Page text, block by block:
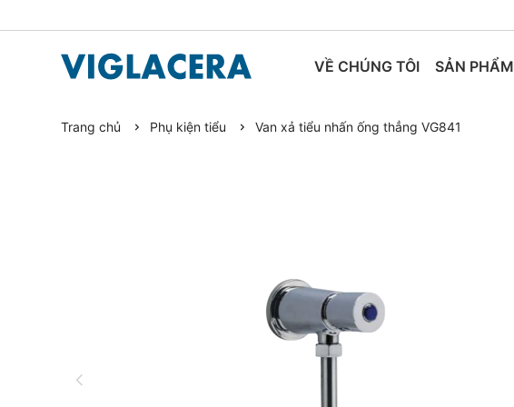
VỀ CHÚNG TÔI SẢN PHẨM
TIN TỨC
Trang chủ Phụ kiện tiểu Van xả tiểu nhấn ống thẳng VG841